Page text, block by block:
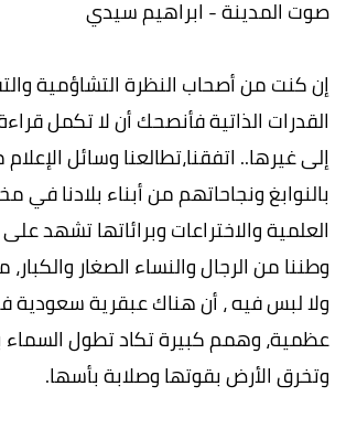
صوت المدينة - ابراهيم سيدي
إن كنت من أصحاب النظرة التشاؤمية
القدرات الذاتية فأنصحك أن لا تكمل
إلى غيرها.. اتفقنا،تطالعنا وسائل
بالنوابغ ونجاحاتهم من أبناء بلادنا في
العلمية والاختراعات وبرائاتها تشهد
وطننا من الرجال والنساء الصغار
ولا لبس فيه ، أن هناك عبقرية سعودية
عظمية، وهمم كبيرة تكاد تطول السماء
وتخرق الأرض بقوتها وصلابة بأسها.